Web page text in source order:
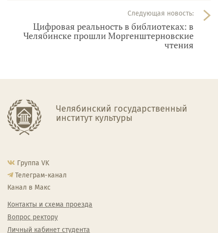
Следующая новость:
Цифровая реальность в библиотеках: в
Челябинске прошли Моргенштерновские
чтения
Челябинский государственный
институт культуры
Группа VK
Телеграм-канал
Канал в Макс
Контакты и схема проезда
Вопрос ректору
Личный кабинет студента